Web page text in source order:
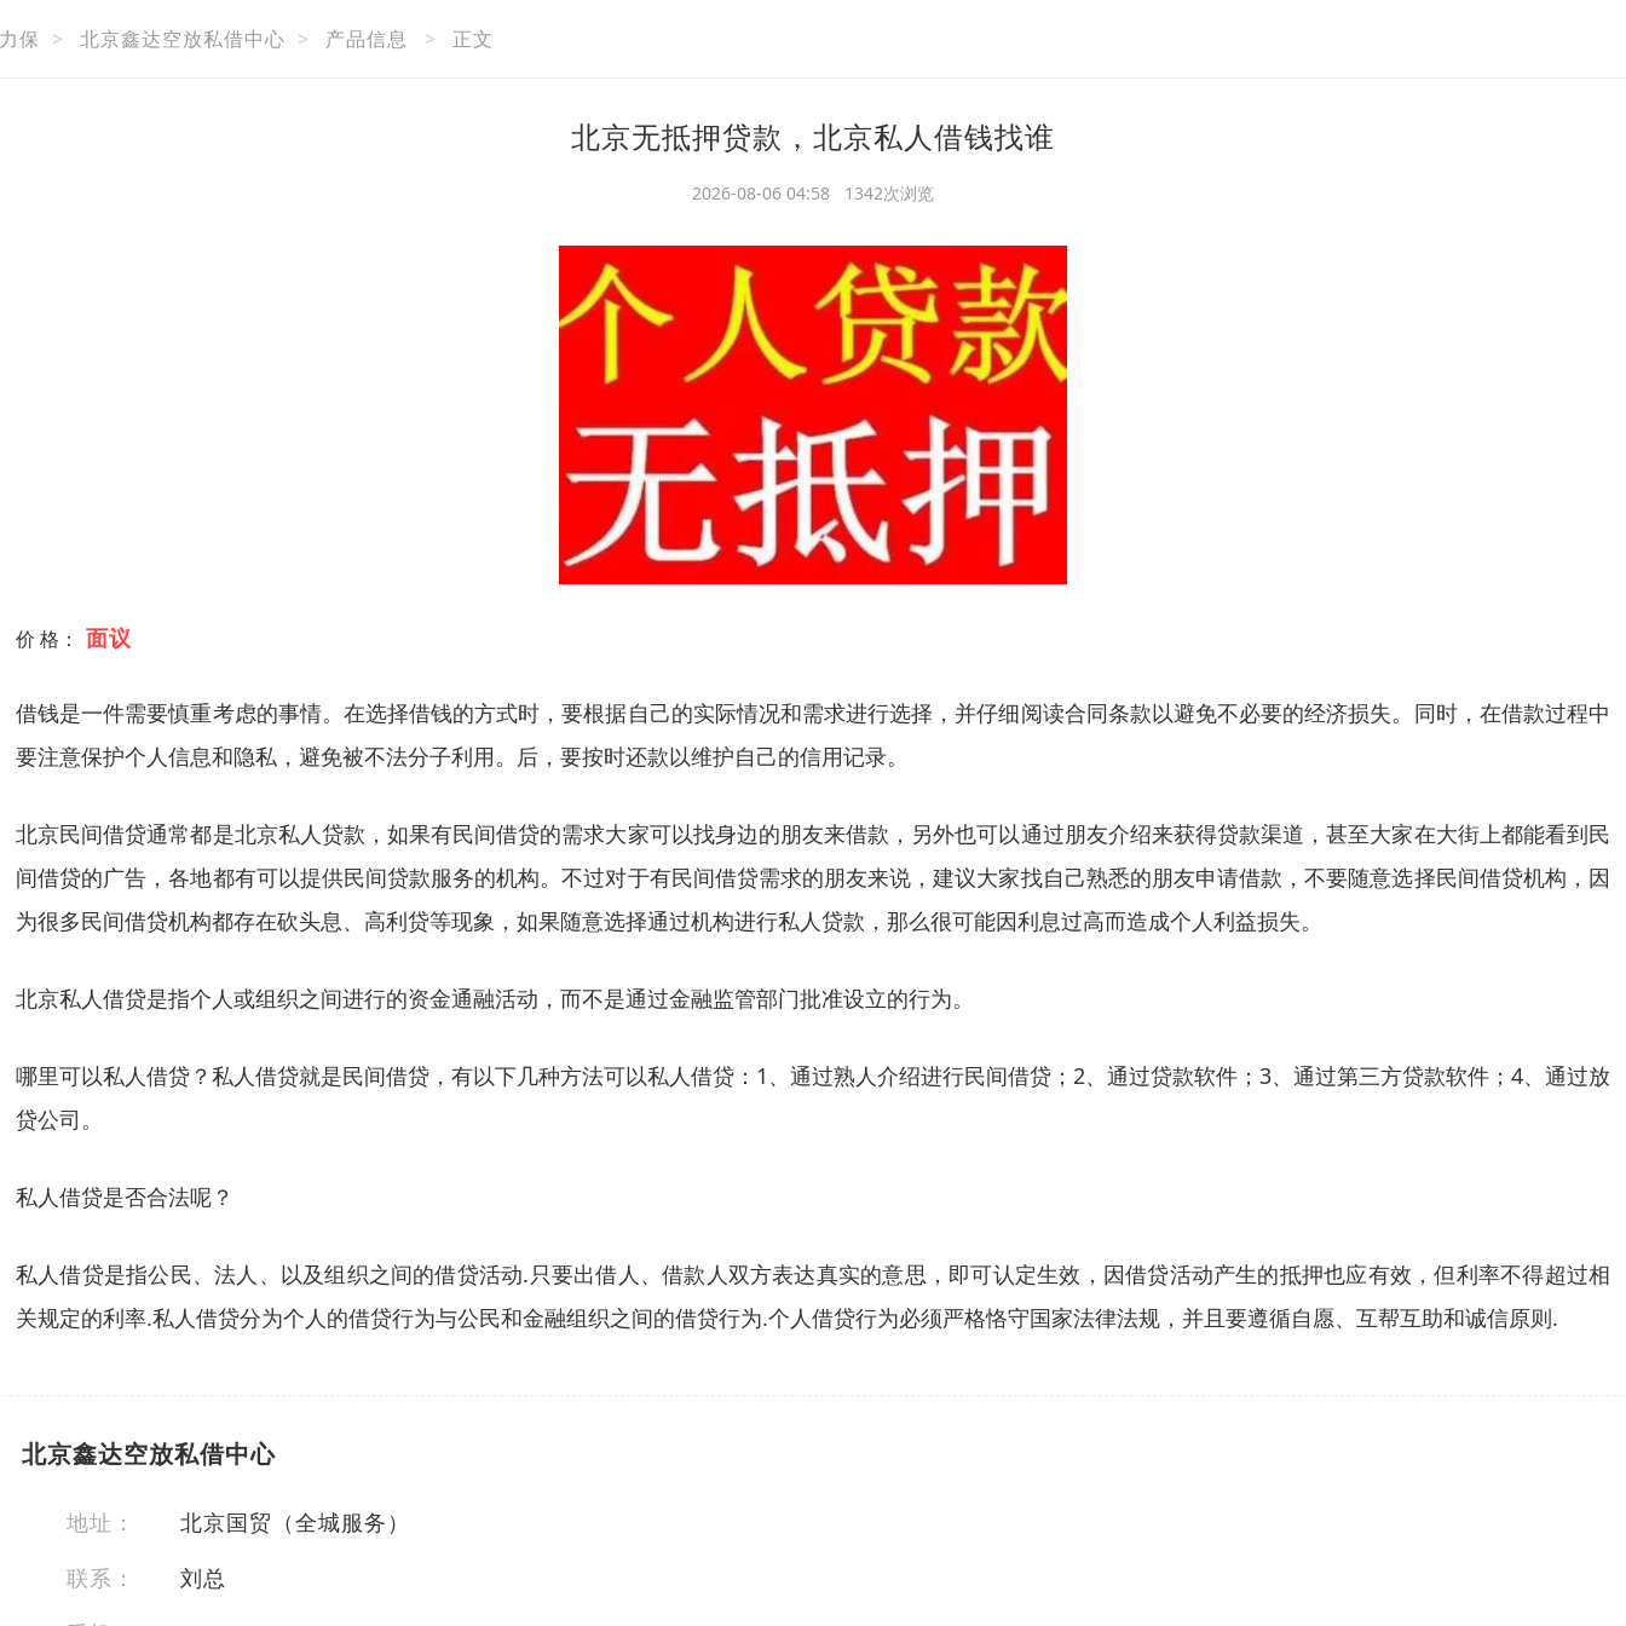
保 > 北京鑫达空放私借中心 > 产品信息 > 正文
北京无抵押贷款，北京私人借钱找谁
2026-08-06 04:58 1342次浏览
价 格： 面议
借钱是一件需要慎重考虑的事情。在选择借钱的方式时，要根据自己的实际情况和需求进行选择，并仔细阅读合同条款以避免不必要的经济损失。同时，在借款过程中
要注意保护个人信息和隐私，避免被不法分子利用。后，要按时还款以维护自己的信用记录。
北京民间借贷通常都是北京私人贷款，如果有民间借贷的需求大家可以找身边的朋友来借款，另外也可以通过朋友介绍来获得贷款渠道，甚至大家在大街上都能看到民
间借贷的广告，各地都有可以提供民间贷款服务的机构。不过对于有民间借贷需求的朋友来说，建议大家找自己熟悉的朋友申请借款，不要随意选择民间借贷机构，因
为很多民间借贷机构都存在砍头息、高利贷等现象，如果随意选择通过机构进行私人贷款，那么很可能因利息过高而造成个人利益损失。
北京私人借贷是指个人或组织之间进行的资金通融活动，而不是通过金融监管部门批准设立的行为。
哪里可以私人借贷？私人借贷就是民间借贷，有以下几种方法可以私人借贷：1、通过熟人介绍进行民间借贷；2、通过贷款软件；3、通过第三方贷款软件；4、通过放
贷公司。
私人借贷是否合法呢？
私人借贷是指公民、法人、以及组织之间的借贷活动.只要出借人、借款人双方表达真实的意思，即可认定生效，因借贷活动产生的抵押也应有效，但利率不得超过相
关规定的利率.私人借贷分为个人的借贷行为与公民和金融组织之间的借贷行为.个人借贷行为必须严格恪守国家法律法规，并且要遵循自愿、互帮互助和诚信原则.
北京鑫达空放私借中心
地址：
北京国贸（全城服务）
联系：
刘总